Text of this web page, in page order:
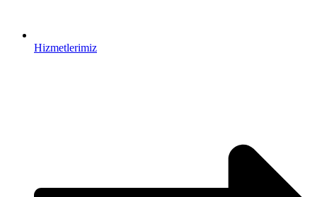
Hizmetlerimiz